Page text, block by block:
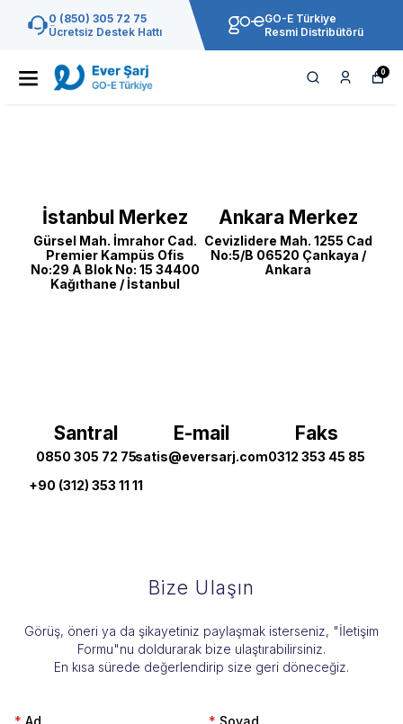
0 (850) 305 72 75
Ücretsiz Destek Hattı
GO-E Türkiye
Resmi Distribütörü
0
İstanbul Merkez
Gürsel Mah. İmrahor Cad.
Premier Kampüs Ofis
No:29 A Blok No: 15 34400
Kağıthane / İstanbul
Ankara Merkez
Cevizlidere Mah. 1255 Cad
No:5/B 06520 Çankaya /
Ankara
Santral
0850 305 72 75
+90 (312) 353 11 11
E-mail
satis@eversarj.com
Faks
0312 353 45 85
Bize Ulaşın
​Görüş, öneri ya da şikayetiniz paylaşmak isterseniz, "İletişim
Formu"nu doldurarak bize ulaştırabilirsiniz.
En kısa sürede değerlendirip size geri döneceğiz.
* Ad * Soyad